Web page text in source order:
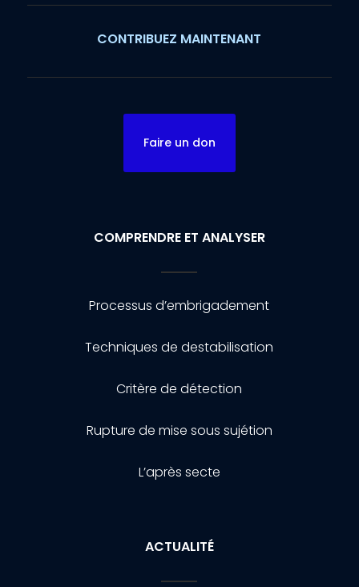
CONTRIBUEZ MAINTENANT
Faire un don
COMPRENDRE ET ANALYSER
Processus d’embrigadement
Techniques de destabilisation
Critère de détection
Rupture de mise sous sujétion
L’après secte
ACTUALITÉ